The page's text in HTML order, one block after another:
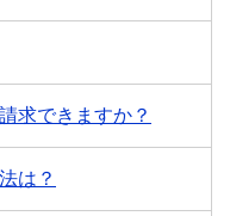
求できますか？
は？